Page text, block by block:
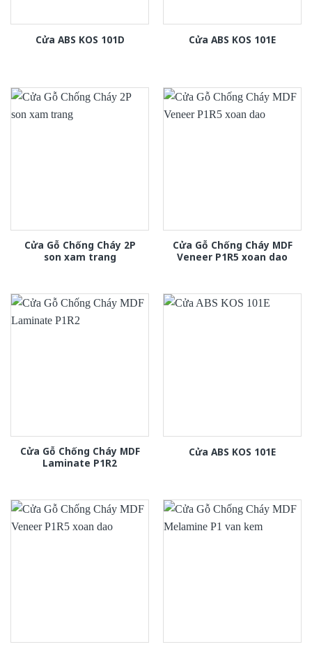
Cửa ABS KOS 101D Cửa ABS KOS 101E
Cửa Gỗ Chống Cháy 2P
son xam trang
Cửa Gỗ Chống Cháy MDF
Veneer P1R5 xoan dao
Cửa Gỗ Chống Cháy MDF
Laminate P1R2
Cửa ABS KOS 101E